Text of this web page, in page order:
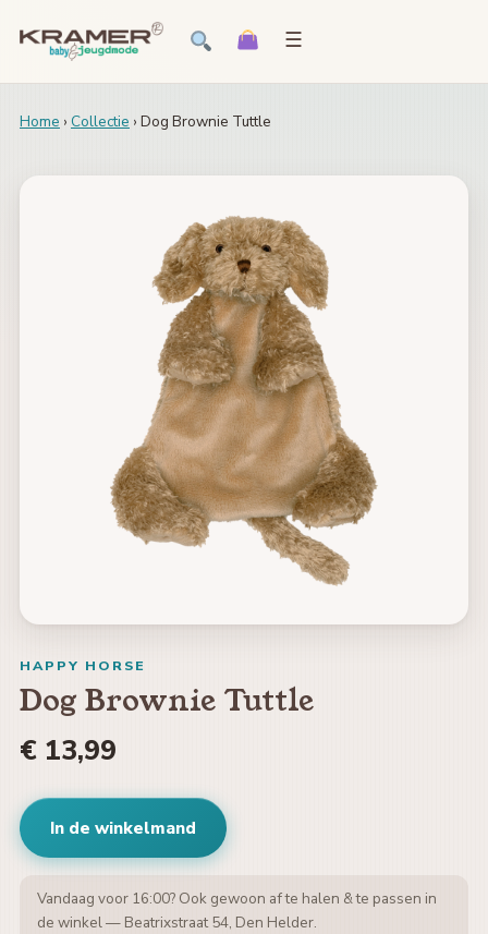
☰
Home › Collectie › Dog Brownie Tuttle
HAPPY HORSE
Dog Brownie Tuttle
€ 13,99
In de winkelmand
Vandaag voor 16:00? Ook gewoon af te halen & te passen in
de winkel — Beatrixstraat 54, Den Helder.